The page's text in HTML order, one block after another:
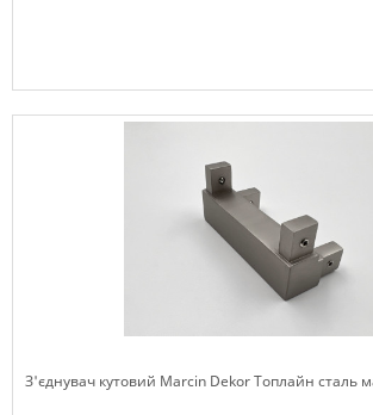
З'єднувач кутовий Marcin Dekor Топлайн сталь